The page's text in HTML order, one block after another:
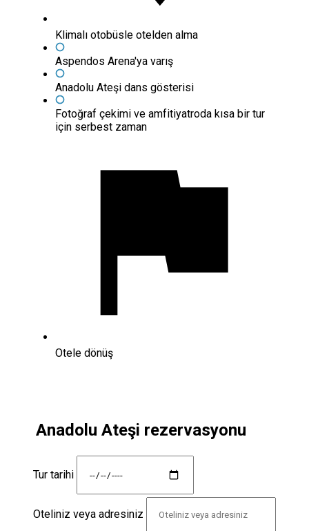
Klimalı otobüsle otelden alma
Aspendos Arena'ya varış
Anadolu Ateşi dans gösterisi
Fotoğraf çekimi ve amfitiyatroda kısa bir tur
için serbest zaman
Otele dönüş
Anadolu Ateşi rezervasyonu
Tur tarihi
Oteliniz veya adresiniz